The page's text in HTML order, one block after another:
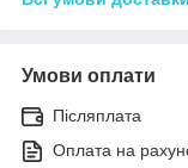
Умови оплати
Післяплата
Оплата на